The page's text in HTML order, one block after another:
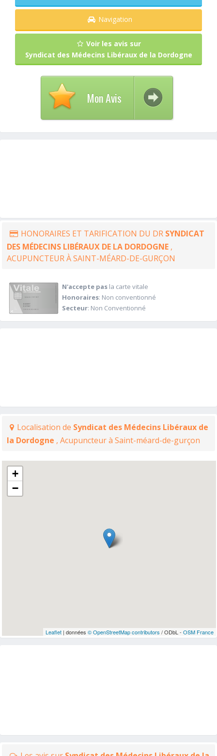
Navigation
Voir les avis sur
Syndicat des Médecins Libéraux de la Dordogne
Mon Avis
HONORAIRES ET TARIFICATION DU DR SYNDICAT
DES MÉDECINS LIBÉRAUX DE LA DORDOGNE ,
ACUPUNCTEUR À SAINT-MÉARD-DE-GURÇON
N'accepte pasla carte vitale
Honoraires: Non conventionné
Secteur: Non Conventionné
Localisation de Syndicat des Médecins Libéraux de
la Dordogne , Acupuncteur à Saint-méard-de-gurçon
+
−
Leaflet| données © OpenStreetMap contributors / ODbL - OSM France